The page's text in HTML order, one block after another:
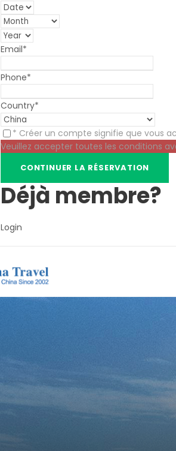
Email*
Phone*
Country*
* Créer un compte signifie que vous
Veuillez accepter toutes les conditions
Déjà membre?
Login